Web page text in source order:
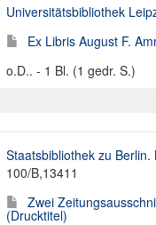
Universitätsbibliothek
Ex Libris August F.
o.D.. - 1 Bl. (1 gedr. S.)
Staatsbibliothek zu Berlin.
100/B,13411
Zwei
(Drucktitel)